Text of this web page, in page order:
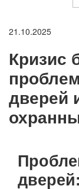
21.10.2025
Кризис
дверей